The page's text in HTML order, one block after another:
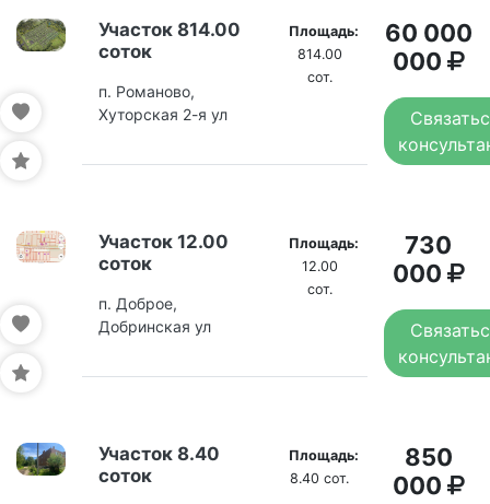
Участок 814.00
соток
п. Романово,
Хуторская 2-я ул
Площадь:
814.00
сот.
60 000
000
Участок 12.00
соток
п. Доброе,
Добринская ул
Площадь:
12.00
сот.
730
000
Участок 8.40
соток
Площадь:
8.40 сот.
850
000